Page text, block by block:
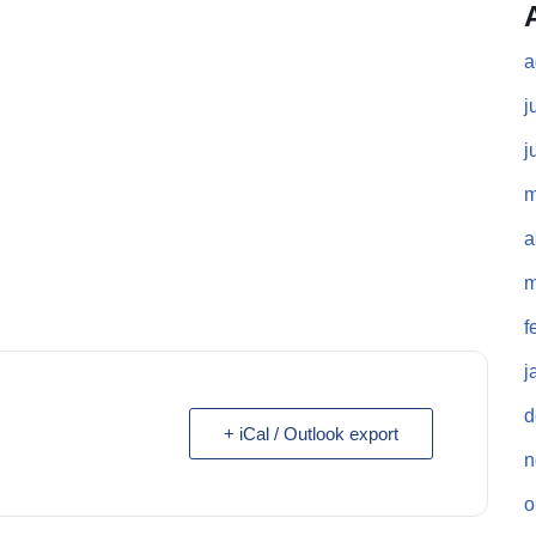
+ iCal / Outlook export